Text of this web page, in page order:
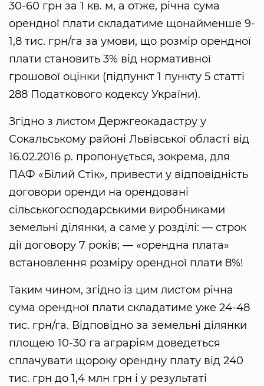
30-60 грн за 1 кв. м, а отже, річна сума
орендної плати складатиме щонайменше 9-
1,8 тис. грн/га за умови, що розмір орендної
плати становить 3% від нормативної
грошової оцінки (підпункт 1 пункту 5 статті
288 Податкового кодексу України).
Згідно з листом Держгеокадастру у
Сокальському районі Львівської області від
16.02.2016 р. пропонується, зокрема, для
ПАФ «Білий Стік», привести у відповідність
договори оренди на орендовані
сільськогосподарськими виробниками
земельні ділянки, а саме у розділі: — строк
дії договору 7 років; — «орендна плата»
встановлення розміру орендної плати 8%!
Таким чином, згідно із цим листом річна
сума орендної плати складатиме уже 24-48
тис. грн/га. Відповідно за земельні ділянки
площею 10-30 га аграріям доведеться
сплачувати щороку орендну плату від 240
тис. грн до 1,4 млн грн і у результаті